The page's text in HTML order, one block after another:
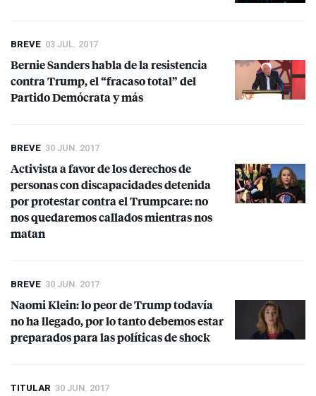
BREVE 03 JUL. 2017
Bernie Sanders habla de la resistencia
contra Trump, el “fracaso total” del
Partido Demócrata y más
BREVE 30 JUN. 2017
Activista a favor de los derechos de
personas con discapacidades detenida
por protestar contra el Trumpcare: no
nos quedaremos callados mientras nos
matan
BREVE 30 JUN. 2017
Naomi Klein: lo peor de Trump todavía
no ha llegado, por lo tanto debemos estar
preparados para las políticas de shock
TITULAR 30 JUN. 2017